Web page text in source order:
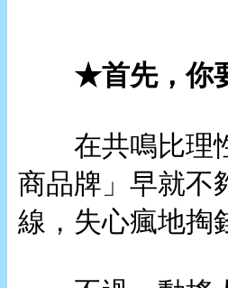
★首先，你要
在共鳴比理性
商品牌」早就不
線，失心瘋地掏